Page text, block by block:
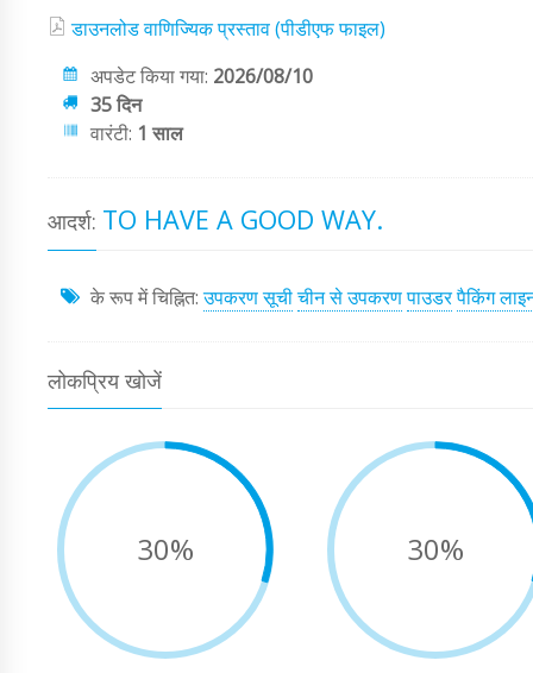
डाउनलोड वाणिज्यिक प्रस्ताव (पीडीएफ फाइल)
अपडेट किया गया: 2026/08/10
35 दिन
वारंटी: 1 साल
आदर्श: TO HAVE A GOOD WAY.
के रूप में चिह्नित:उपकरण सूचीचीन से उपकरणपाउडरपैकिंग
लोकप्रिय खोजें
30% 30%